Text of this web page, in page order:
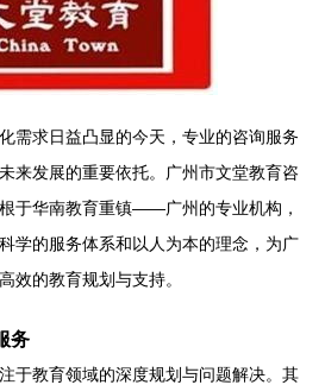
需求日益凸显的今天，专业的咨询服务
来发展的重要依托。广州市文堂教育咨
于华南教育重镇——广州的专业机构，
学的服务体系和以人为本的理念，为广
效的教育规划与支持。
务
于教育领域的深度规划与问题解决。其